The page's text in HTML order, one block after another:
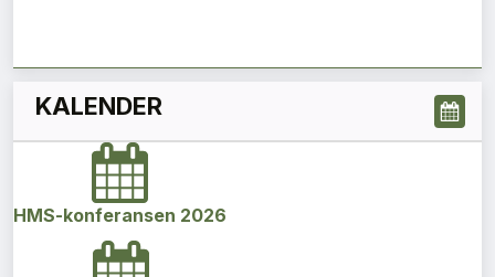
KALENDER
HMS-konferansen 2026